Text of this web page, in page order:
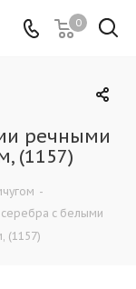
0
речными
(1157)
-
серебра с белыми
(1157)